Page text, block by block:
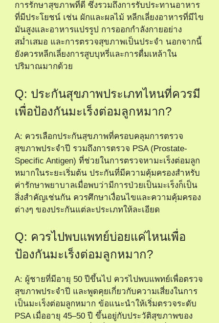
การรักษาสุขภาพที่ดี ซึ่งรวมถึงการรับประทานอาหาร
ที่มีประโยชน์ เช่น ผักและผลไม้ หลีกเลี่ยงอาหารที่มีไข
มันสูงและอาหารแปรรูป การออกกำลังกายอย่าง
สม่ำเสมอ และการตรวจสุขภาพเป็นประจำ นอกจากนี้
ยังควรหลีกเลี่ยงการสูบบุหรี่และการดื่มเหล้าใน
ปริมาณมากด้วย
Q: ประกันสุขภาพประเภทไหนที่ควรมี
เพื่อป้องกันมะเร็งต่อมลูกหมาก?
A: ควรเลือกประกันสุขภาพที่ครอบคลุมการตรวจ
สุขภาพประจำปี รวมถึงการตรวจ PSA (Prostate-
Specific Antigen) ที่ช่วยในการตรวจหามะเร็งต่อมลูก
หมากในระยะเริ่มต้น ประกันที่มีความคุ้มครองสำหรับ
ค่ารักษาพยาบาลเมื่อพบว่ามีการป่วยเป็นมะเร็งก็เป็น
สิ่งสำคัญเช่นกัน ควรศึกษาเงื่อนไขและความคุ้มครอง
ต่างๆ ของประกันแต่ละประเภทให้ละเอียด
Q: ควรไปพบแพทย์บ่อยแค่ไหนเพื่อ
ป้องกันมะเร็งต่อมลูกหมาก?
A: ผู้ชายที่มีอายุ 50 ปีขึ้นไป ควรไปพบแพทย์เพื่อตรวจ
สุขภาพประจำปี และพูดคุยเกี่ยวกับความเสี่ยงในการ
เป็นมะเร็งต่อมลูกหมาก ข้อแนะนำให้เริ่มตรวจระดับ
PSA เมื่ออายุ 45–50 ปี ขึ้นอยู่กับประวัติสุขภาพของ